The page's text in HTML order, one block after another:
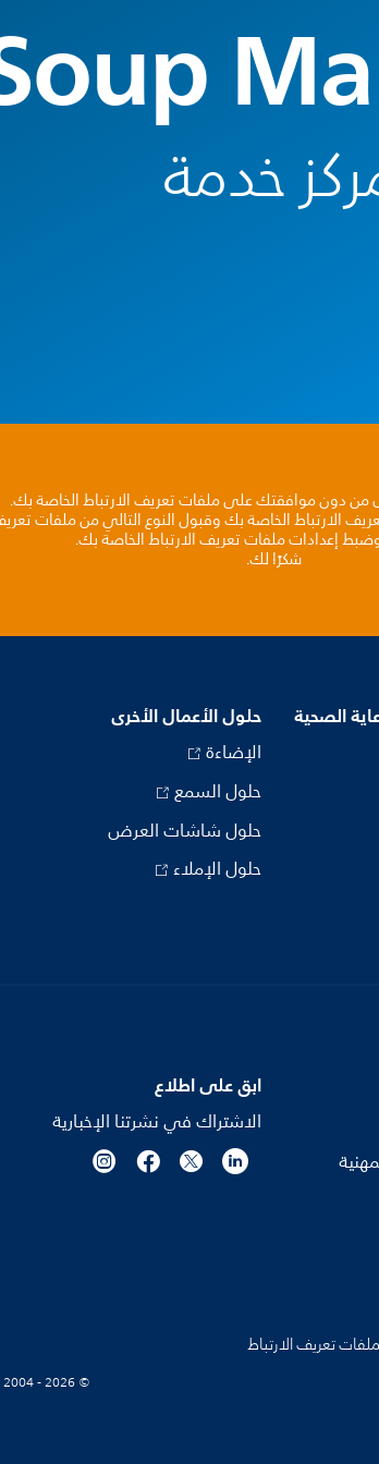
خدمة
من دون موافقتك على ملفات تعريف الارتباط الخاصة بك.
الارتباط الخاصة بك وقبول النوع التالي من ملفات تعريف
إعدادات ملفات تعريف الارتباط الخاصة بك.
شكرًا لك.
الصحية حلول الأعمال الأخرى
الإضاءة
حلول السمع
حلول شاشات العرض
حلول الإملاء
ابق على اطلاع
الاشتراك في نشرتنا الإخبارية
تعريف الارتباط
© Koninklijke Philips N.V., 2004 - 2026. كل الحقوق محفوظة.